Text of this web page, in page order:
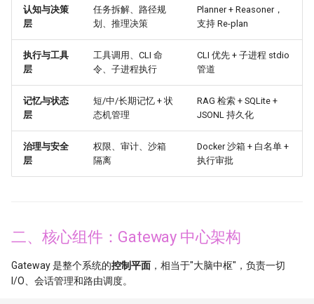
九、定时任务系统
关键设计参数
十、技术栈总结
十一、全景架构总图
总结
认知与决策
层
任务拆解、路径规
划、推理决策
Planner + Reasoner，
支持 Re-plan
执行与工具
层
工具调用、CLI 命
令、子进程执行
CLI 优先 + 子进程 stdio
管道
记忆与状态
层
短/中/长期记忆 + 状
态机管理
RAG 检索 + SQLite +
JSONL 持久化
治理与安全
层
权限、审计、沙箱
隔离
Docker 沙箱 + 白名单 +
执行审批
二、核心组件：Gateway 中心架构
Gateway 是整个系统的控制平面 ，相当于"大脑中枢"，负责一切
I/O、会话管理和路由调度。